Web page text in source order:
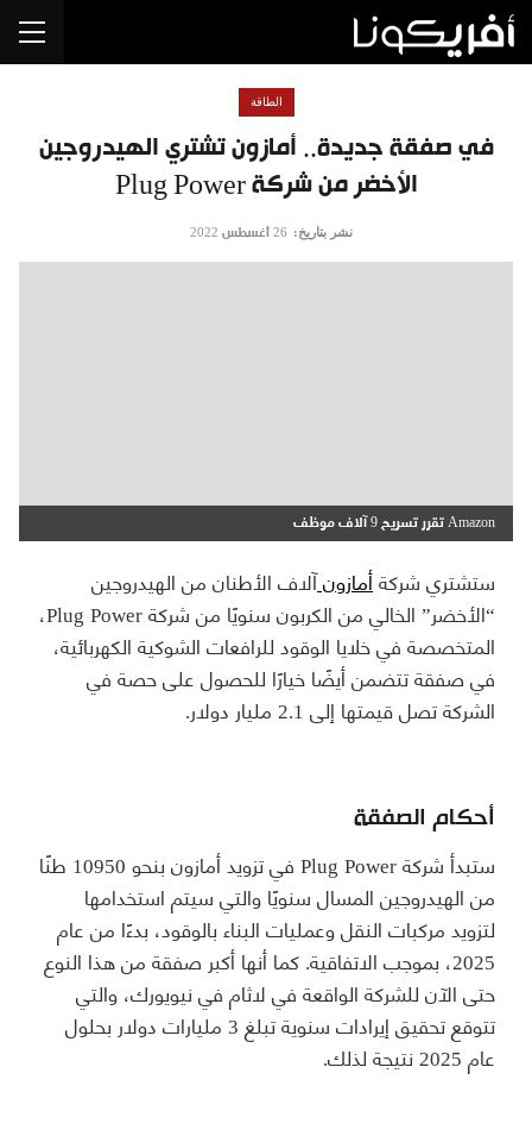
في صفقة جديدة.. أمازون تشتري الهيدروجين
الأخضر من شركة Plug Power
الطاقة
نشر بتاريخ: 26 أغسطس 2022
Amazon تقرر تسريح 9 آلاف موظف
ستشتري شركةأمازونآلاف الأطنان من الهيدروجين
“الأخضر” الخالي من الكربون سنويًا من شركة Plug Power،
المتخصصة في خلايا الوقود للرافعات الشوكية الكهربائية،
في صفقة تتضمن أيضًا خيارًا للحصول على حصة في
الشركة تصل قيمتها إلى 2.1 مليار دولار.
أحكام الصفقة
ستبدأ شركة Plug Power في تزويد أمازون بنحو 10950 طنًا
من الهيدروجين المسال سنويًا والتي سيتم استخدامها
لتزويد مركبات النقل وعمليات البناء بالوقود، بدءًا من عام
2025، بموجب الاتفاقية. كما أنها أكبر صفقة من هذا النوع
حتى الآن للشركة الواقعة في لاثام في نيويورك، والتي
تتوقع تحقيق إيرادات سنوية تبلغ 3 مليارات دولار بحلول
عام 2025 نتيجة لذلك.